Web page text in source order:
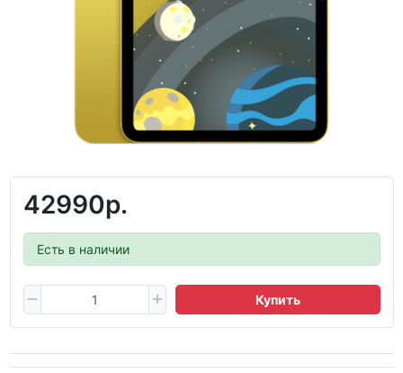
42990р.
Есть в наличии
Купить